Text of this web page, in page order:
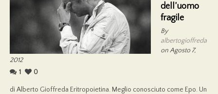
dell’uomo
fragile
By
albertogioffreda
on Agosto 7,
2012
1
0
di Alberto Gioffreda Eritropoietina. Meglio conosciuto come Epo. Un